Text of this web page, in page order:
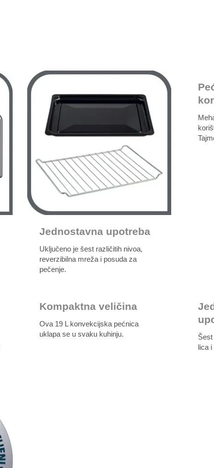
Jednostavna upotreba
Uključeno je šest različitih nivoa,
reverzibilna mreža i posuda za
pečenje.
Kompaktna veličina
Ova 19 L konvekcijska pećnica
uklapa se u svaku kuhinju.
lica